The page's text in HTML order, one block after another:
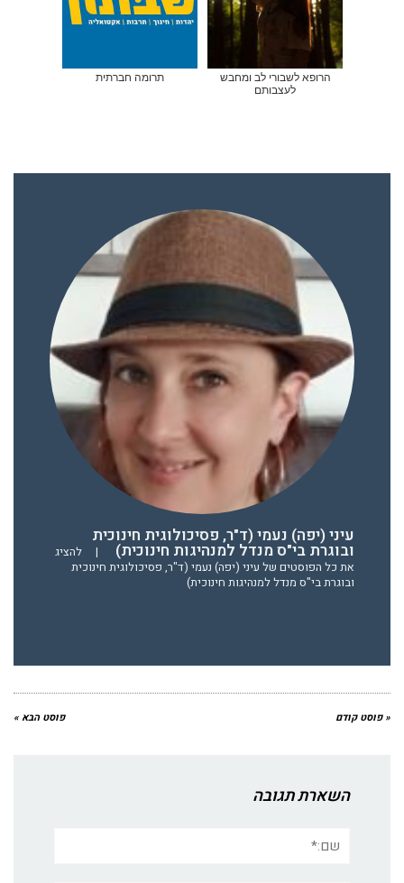
הרופא לשבורי לב ומחבש
לעצבותם
תרומה חברתית
עיני (יפה) נעמי (ד"ר, פסיכולוגית חינוכית
ובוגרת בי"ס מנדל למנהיגות חינוכית) |
להציג
את כל הפוסטים של עיני (יפה) נעמי (ד"ר, פסיכולוגית חינוכית
ובוגרת בי"ס מנדל למנהיגות חינוכית)
« פוסט קודם פוסט הבא »
השארת תגובה